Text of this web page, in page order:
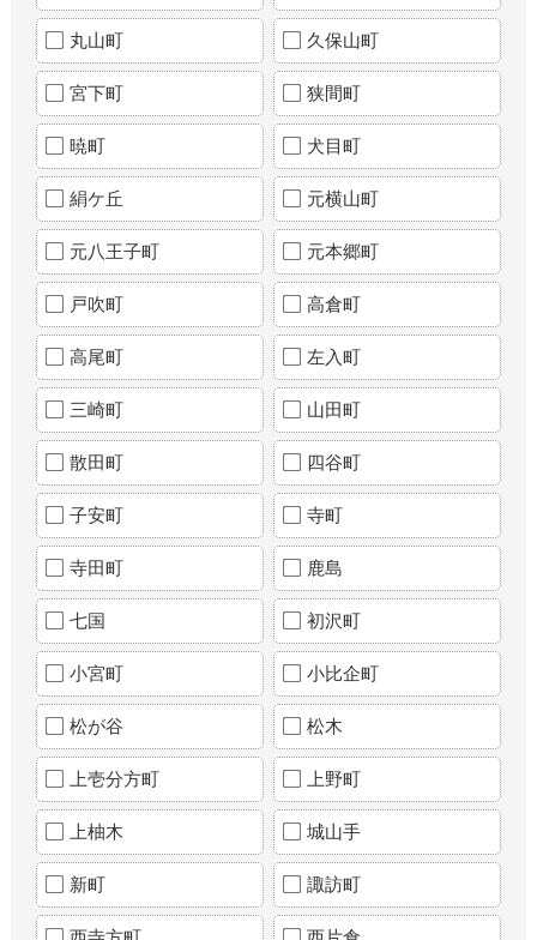
丸山町 久保山町
宮下町 狭間町
暁町 犬目町
絹ケ丘 元横山町
元八王子町 元本郷町
戸吹町 高倉町
高尾町 左入町
三崎町 山田町
散田町 四谷町
子安町 寺町
寺田町 鹿島
七国 初沢町
小宮町 小比企町
松が谷 松木
上壱分方町 上野町
上柚木 城山手
新町 諏訪町